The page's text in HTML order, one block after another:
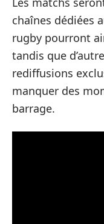
chaînes dédiées
rugby pourront
tandis que
rediffusions
manquer des
barrage.